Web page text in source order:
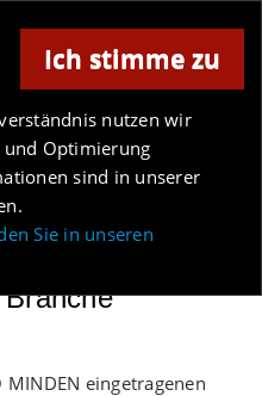
und Umgebung
Ich stimme zu
nutzen wir
und Optimierung
sind in unserer
Sie in unseren
Anzeige
eingetragenen